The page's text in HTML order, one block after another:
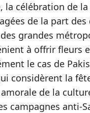
la célébration de
de la part
grandes
à offrir fleurs
le cas de
considèrent la
de la
campagnes anti-